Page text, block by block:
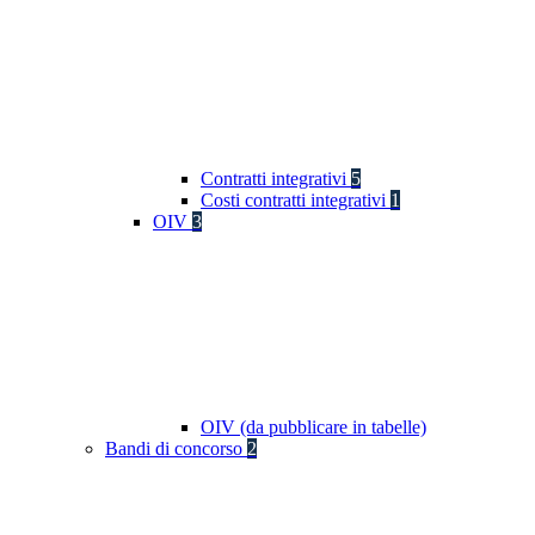
Contratti integrativi 5
Costi contratti integrativi 1
OIV 3
OIV (da pubblicare in tabelle)
Bandi di concorso 2